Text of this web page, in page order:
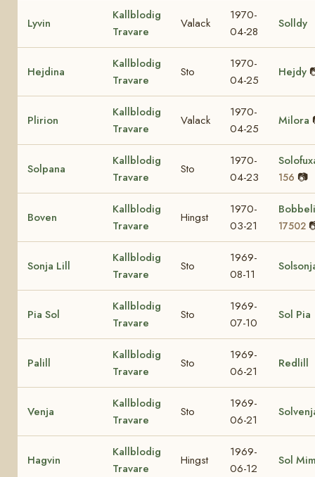
Lyvin
Kallblodig
Travare
Valack
1970-
04-28
Solldy
Hejdina
Kallblodig
Travare
Sto
1970-
04-25
Hejdy
Plirion
Kallblodig
Travare
Valack
1970-
04-25
Milora
Solpana
Kallblodig
Travare
Sto
1970-
04-23
156 📷
Boven
Kallblodig
Travare
Hingst
1970-
03-21
17502
Sonja Lill
Kallblodig
Travare
Sto
1969-
08-11
Pia Sol
Kallblodig
Travare
Sto
1969-
07-10
Sol Pia
Palill
Kallblodig
Travare
Sto
1969-
06-21
Redlill
Venja
Kallblodig
Travare
Sto
1969-
06-21
Hagvin
Kallblodig
Travare
Hingst
1969-
06-12
Sol